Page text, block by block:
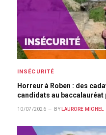
INSÉCURITÉ
Horreur à Roben : des
candidats au
10/07/2026 BY LAURORE MICHEL